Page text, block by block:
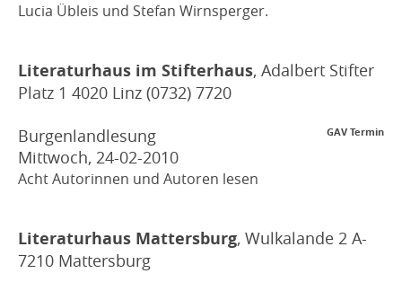
Lucia Übleis und Stefan Wirnsperger.
Literaturhaus im Stifterhaus, Adalbert Stifter
Platz 1 4020 Linz (0732) 7720
Burgenlandlesung
GAV Termin
Mittwoch, 24-02-2010
Acht Autorinnen und Autoren lesen
Literaturhaus Mattersburg, Wulkalande 2 A-
7210 Mattersburg